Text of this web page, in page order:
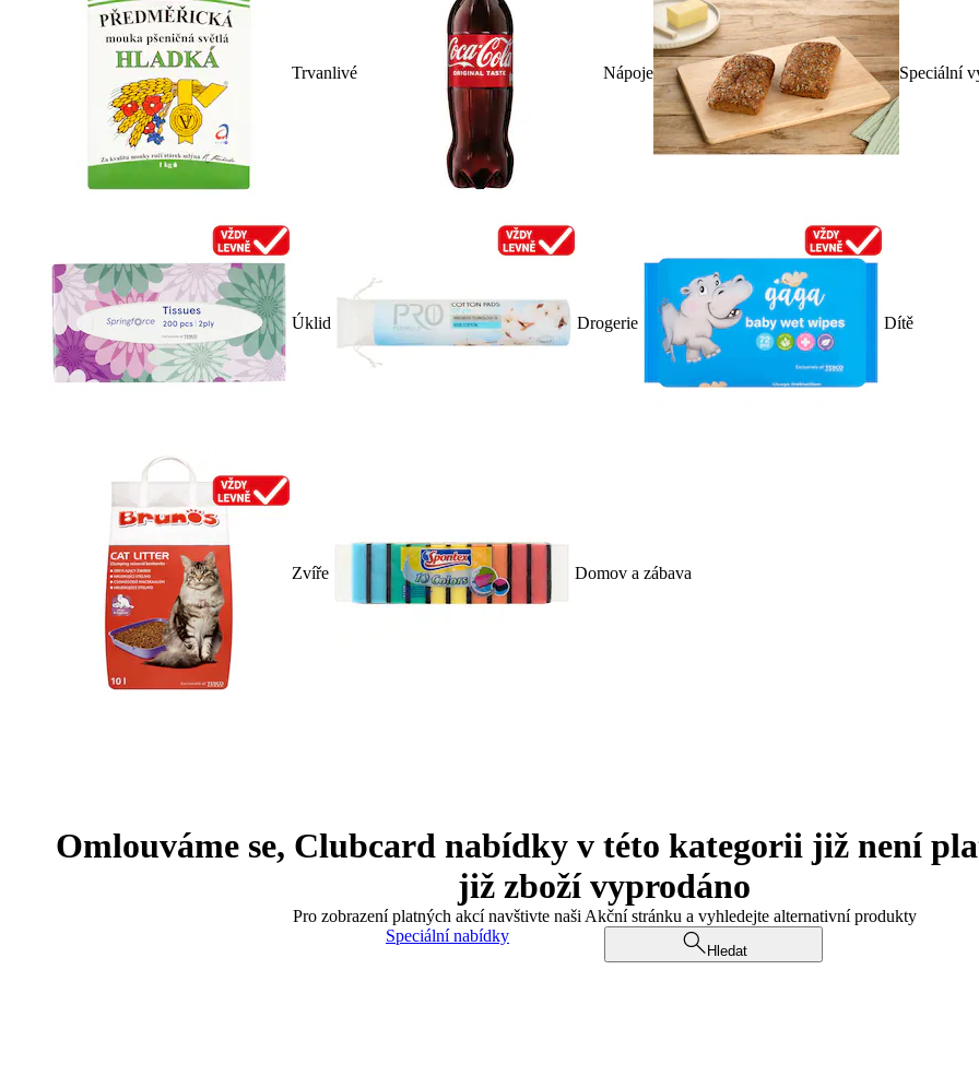
Trvanlivé Nápoje Speciální
Úklid Drogerie Dítě
Zvíře Domov a zábava
Omlouváme se, Clubcard nabídky v této kategorii již není
již zboží vyprodáno
Pro zobrazení platných akcí navštivte naši Akční stránku a vyhledejte alternativní produkty
Speciální nabídky
Hledat